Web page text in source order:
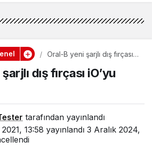
Oral-B yeni şarjlı dış fırçası
dış fırçası iO’yu
tarafından yayınlandı
13:58 yayınlandı 3 Aralık 2024,